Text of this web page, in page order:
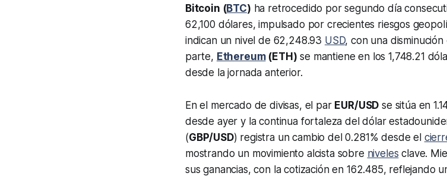
Bitcoin (BTC) ha retrocedido por segundo día
62,100 dólares, impulsado por crecientes riesgos
indican un nivel de 62,248.93 USD, con una
parte, Ethereum(ETH) se mantiene en los 1,748.21
desde la jornada anterior.
En el mercado de divisas, el par EUR/USD se sitúa en
desde ayer y la continua fortaleza del dólar
(GBP/USD) registra un cambio del 0.281% desde el
mostrando un movimiento alcista sobre niveles clave.
sus ganancias, con la cotización en 162.485, reflejando